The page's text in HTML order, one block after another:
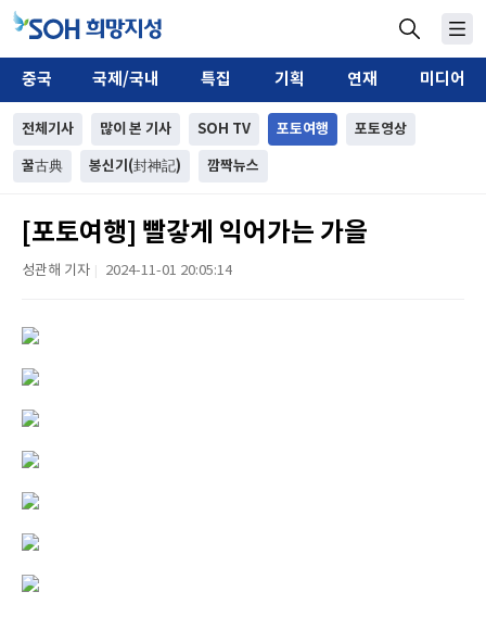
중국 국제/국내 특집 기획 연재 미디어
전체기사 많이 본 기사 SOH TV 포토여행 포토영상
꿀古典 봉신기(封神記) 깜짝뉴스
[포토여행] 빨갛게 익어가는 가을
성관해 기자 2024-11-01 20:05:14